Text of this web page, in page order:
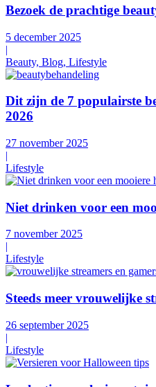
Bezoek de prachtige
5 december 2025
|
Beauty, Blog, Lifestyle
Dit zijn de 7 populairste
2026
27 november 2025
|
Lifestyle
Niet drinken voor een
7 november 2025
|
Lifestyle
Steeds meer vrouwelijke
26 september 2025
|
Lifestyle